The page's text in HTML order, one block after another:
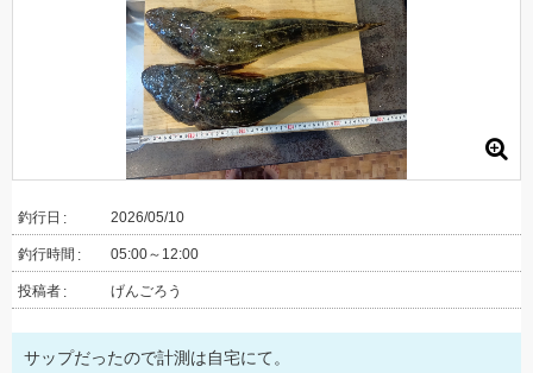
釣行日 2026/05/10
釣行時間 05:00～12:00
投稿者 げんごろう
サップだったので計測は自宅にて。